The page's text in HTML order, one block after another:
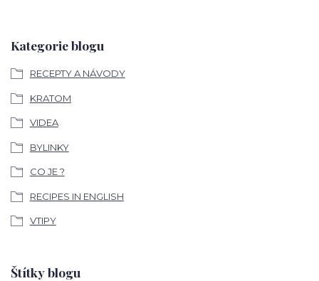
Kategorie blogu
RECEPTY A NÁVODY
KRATOM
VIDEA
BYLINKY
CO JE ?
RECIPES IN ENGLISH
VTIPY
Štítky blogu